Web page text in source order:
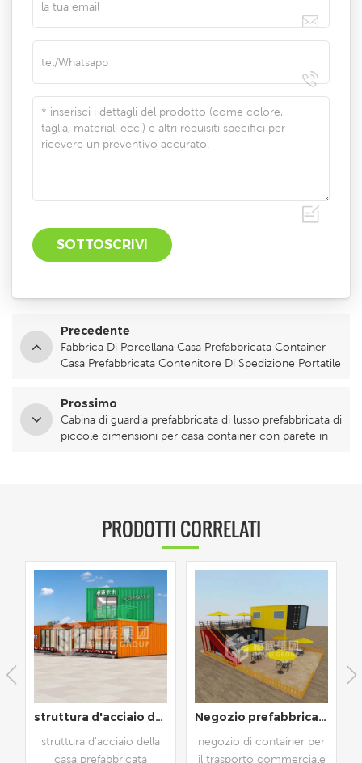
Precedente
Fabbrica Di Porcellana Casa Prefabbricata Container
Casa Prefabbricata Contenitore Di Spedizione Portatile
Prossimo
Cabina di guardia prefabbricata di lusso prefabbricata di
piccole dimensioni per casa container con parete in
PRODOTTI CORRELATI
Negozio prefabbricato per container da 20 piedi e 40 piedi
negozio di container per
il trasporto commerciale
nuovo design 40 piedi container prefabbricato caffetteria caffetteria
caffetteria container per
uso commerciale, design